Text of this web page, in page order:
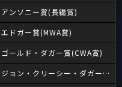
アンソニー賞(長編賞)
エドガー賞(MWA賞)
ゴールド・ダガー賞(CWA賞)
ジョン・クリーシー・ダガー賞